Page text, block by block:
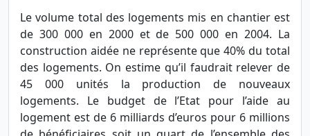
Le volume total des logements mis en chantier est
de 300 000 en 2000 et de 500 000 en 2004. La
construction aidée ne représente que 40% du total
des logements. On estime qu’il faudrait relever de
45 000 unités la production de nouveaux
logements. Le budget de l’Etat pour l’aide au
logement est de 6 milliards d’euros pour 6 millions